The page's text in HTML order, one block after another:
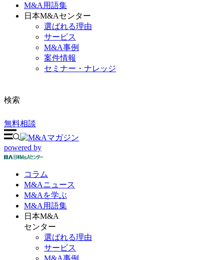
M&A用語集
日本M&Aセンター
選ばれる理由
サービス
M&A事例
案件情報
セミナー・ナレッジ
検索
無料相談
powered by
コラム
M&Aニュース
M&Aを学ぶ
M&A 用語集
日本M&A
センター
選ばれる理由
サービス
M&A事例